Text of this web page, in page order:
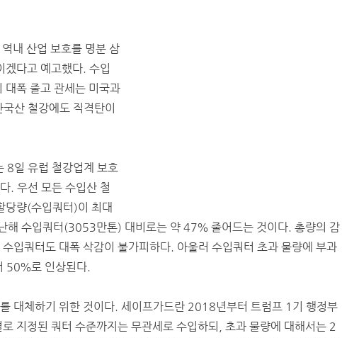
내 산업 보호를 명분 삼
겠다고 예고했다. 수입
대폭 줄고 관세는 미국과
산 철강에도 직격탄이
8일 유럽 철강업계 보호
. 우선 모든 수입산 철
당량(수입쿼터)이 최대
해 수입쿼터(3053만톤) 대비로는 약 47％ 줄어드는 것이다. 총량의 감
입쿼터도 대폭 삭감이 불가피하다. 아울러 수입쿼터 초과 물량에 부과
50％로 인상된다.
대체하기 위한 것이다. 세이프가드란 2018년부터 트럼프 1기 행정부
지정된 쿼터 수준까지는 무관세로 수입하되, 초과 물량에 대해서는 2